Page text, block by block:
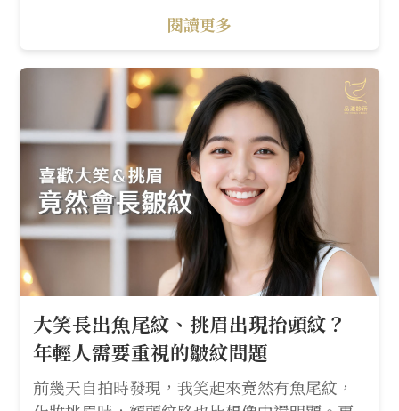
閱讀更多
大笑長出魚尾紋、挑眉出現抬頭紋？
年輕人需要重視的皺紋問題
前幾天自拍時發現，我笑起來竟然有魚尾紋，